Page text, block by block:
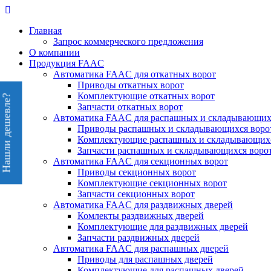
Перейти
содержимому
Главная
Запрос коммерческого предложения
О компании
Продукция FAAC
Автоматика FAAC для откатных ворот
Приводы откатных ворот
Комплектующие откатных ворот
Запчасти откатных ворот
Автоматика FAAC для распашных и
Приводы распашных и складывающихся
Комплектующие распашных и
Запчасти распашных и складывающихся
Автоматика FAAC для секционных ворот
Приводы секционных ворот
Комплектующие секционных ворот
Запчасти секционных ворот
Автоматика FAAC для раздвижных дверей
Комлекты раздвижных дверей
Комплектующие для раздвижных дверей
Запчасти раздвижных дверей
Автоматика FAAC для распашных дверей
Приводы для распашных дверей
Нашли дешевле?